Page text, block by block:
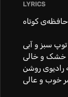
LYRICS
حافظه‌ی کوتاه
توپِ سبز و آبی
و خالی
رادیوی روشن
خوب و عالی